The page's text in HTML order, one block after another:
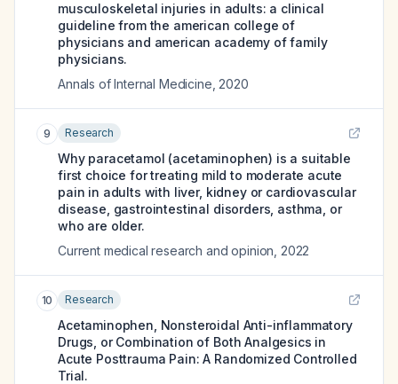
musculoskeletal injuries in adults: a clinical
guideline from the american college of
physicians and american academy of family
physicians.
Annals of Internal Medicine 2020
9 Research
Why paracetamol (acetaminophen) is a suitable
first choice for treating mild to moderate acute
pain in adults with liver, kidney or cardiovascular
disease, gastrointestinal disorders, asthma, or
who are older.
Current medical research and opinion 2022
10 Research
Acetaminophen, Nonsteroidal Anti-inflammatory
Drugs, or Combination of Both Analgesics in
Acute Posttrauma Pain: A Randomized Controlled
Trial.